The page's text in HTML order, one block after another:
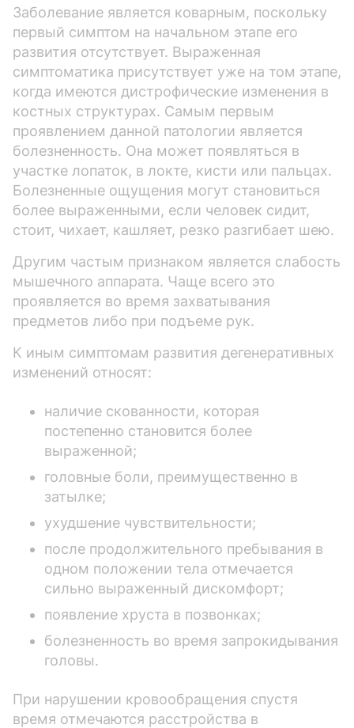
Заболевание является коварным, поскольку
первый симптом на начальном этапе его
развития отсутствует. Выраженная
симптоматика присутствует уже на том этапе,
когда имеются дистрофические изменения в
костных структурах. Самым первым
проявлением данной патологии является
болезненность. Она может появляться в
участке лопаток, в локте, кисти или пальцах.
Болезненные ощущения могут становиться
более выраженными, если человек сидит,
стоит, чихает, кашляет, резко разгибает шею.
Другим частым признаком является слабость
мышечного аппарата. Чаще всего это
проявляется во время захватывания
предметов либо при подъеме рук.
К иным симптомам развития дегенеративных
изменений относят:
наличие скованности, которая
постепенно становится более
выраженной;
головные боли, преимущественно в
затылке;
ухудшение чувствительности;
после продолжительного пребывания в
одном положении тела отмечается
сильно выраженный дискомфорт;
появление хруста в позвонках;
болезненность во время запрокидывания
головы.
При нарушении кровообращения спустя
время отмечаются расстройства в